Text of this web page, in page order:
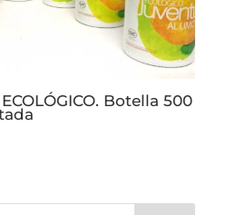
Botella 500